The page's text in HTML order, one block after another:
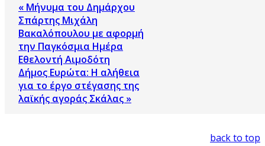
« Μήνυμα του Δημάρχου
Σπάρτης Μιχάλη
Βακαλόπουλου με αφορμή
την Παγκόσμια Ημέρα
Εθελοντή Αιμοδότη
Δήμος Ευρώτα: Η αλήθεια
για το έργο στέγασης της
λαϊκής αγοράς Σκάλας »
back to top